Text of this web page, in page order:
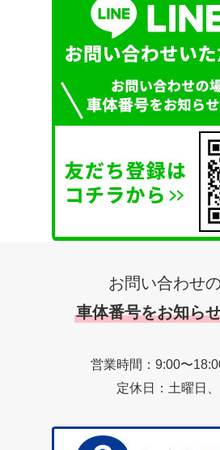
お問い合わせ
車体番号をお知ら
営業時間：9:00〜
定休日：土曜日